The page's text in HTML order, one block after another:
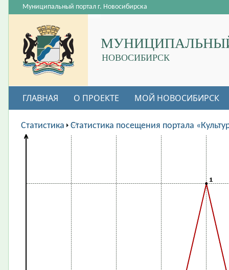
НОВОСИБИРСК
Муниципальный портал г. Новосибирска
ГЛАВНАЯ О ПРОЕКТЕ МОЙ НОВОСИБИРСК
ВАКАНСИИ
Статистика Статистика посещения портала